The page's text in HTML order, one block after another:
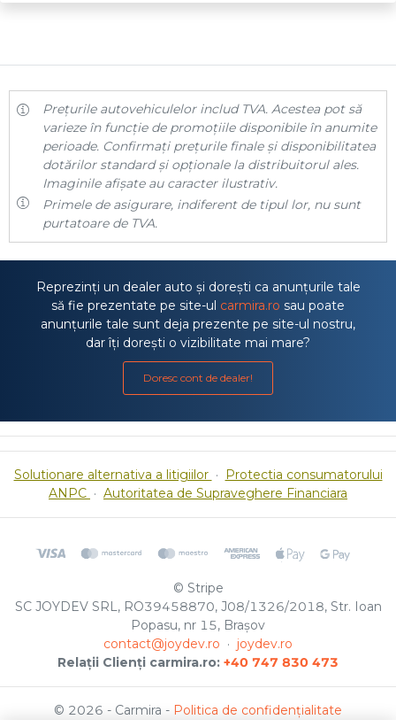
Prețurile autovehiculelor includ TVA. Acestea pot să
varieze în funcție de promoțiile disponibile în anumite
perioade. Confirmați prețurile finale și disponibilitatea
dotărilor standard și opționale la distribuitorul ales.
Imaginile afișate au caracter ilustrativ.
Primele de asigurare, indiferent de tipul lor, nu sunt
purtatoare de TVA.
Reprezinți un dealer auto și dorești ca anunțurile tale
să fie prezentate pe site-ul carmira.ro sau poate
anunțurile tale sunt deja prezente pe site-ul nostru,
dar îți dorești o vizibilitate mai mare?
Doresc cont de dealer!
Solutionare alternativa a litigiilor · Protectia consumatorului
ANPC · Autoritatea de Supraveghere Financiara
© Stripe
SC JOYDEV SRL, RO39458870, J08/1326/2018, Str. Ioan
Popasu, nr 15, Brașov
contact@joydev.ro · joydev.ro
Relații Clienți carmira.ro: +40 747 830 473
© 2026 - Carmira - Politica de confidențialitate